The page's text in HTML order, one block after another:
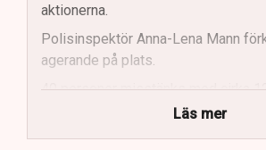
aktionerna.
Polisinspektör Anna-Lena Mann
agerande på plats.
40 personer misstänks med cirka
brottsmisstankar kopplade.
Polisen använder drönare och
Läs mer